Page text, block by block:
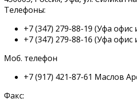
Телефоны:
+7 (347) 279-88-19 (Уфа офис
+7 (347) 279-88-16 (Уфа офис
Моб. телефон
+7 (917) 421-87-61 Маслов
Факс: